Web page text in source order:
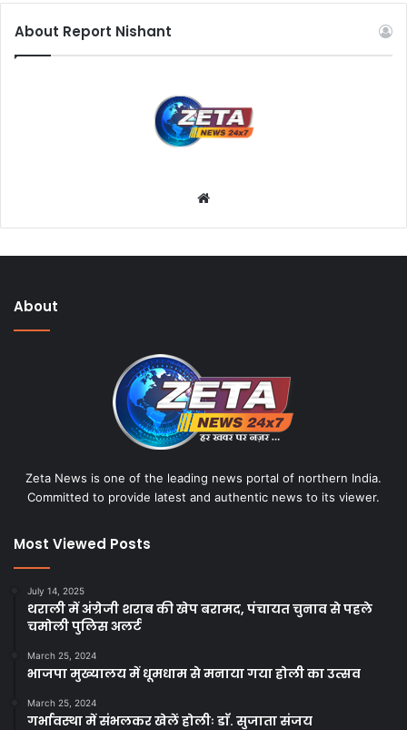
About Report Nishant
About
Zeta News is one of the leading news portal of northern India.
Committed to provide latest and authentic news to its viewer.
Most Viewed Posts
July 14, 2025
थराली में अंग्रेजी शराब की खेप बरामद, पंचायत चुनाव से पहले
चमोली पुलिस अलर्ट
March 25, 2024
भाजपा मुख्यालय में धूमधाम से मनाया गया होली का उत्सव
March 25, 2024
गर्भावस्था में संभलकर खेलें होलीः डाॅ. सुजाता संजय